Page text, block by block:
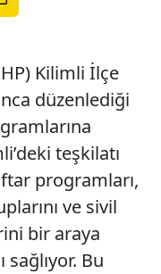
Kilimli İlçe
düzenlediği
teşkilatı
programları,
ve sivil
bir araya
Bu